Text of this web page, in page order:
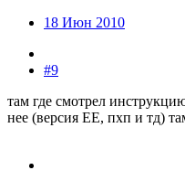
18 Июн 2010
#9
там где смотрел
нее (версия ЕЕ, пхп и тд)